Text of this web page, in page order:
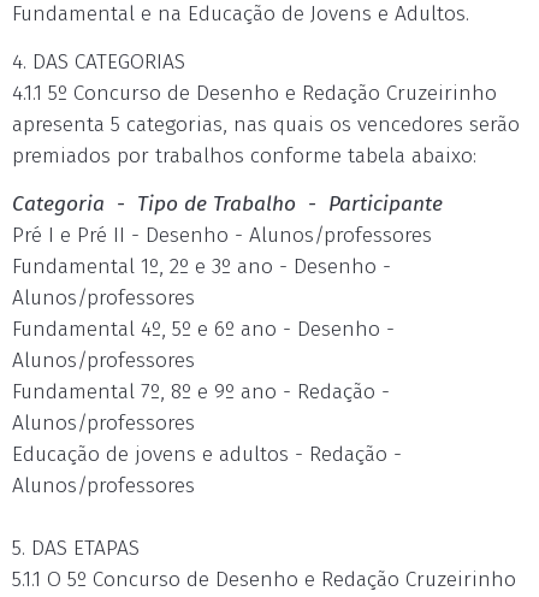
Fundamental e na Educação de Jovens e Adultos.
4. DAS CATEGORIAS
4.1.1 5º Concurso de Desenho e Redação Cruzeirinho
apresenta 5 categorias, nas quais os vencedores serão
premiados por trabalhos conforme tabela abaixo:
Categoria - Tipo de Trabalho - Participante
Pré I e Pré II - Desenho - Alunos/professores
Fundamental 1º, 2º e 3º ano - Desenho -
Alunos/professores
Fundamental 4º, 5º e 6º ano - Desenho -
Alunos/professores
Fundamental 7º, 8º e 9º ano - Redação -
Alunos/professores
Educação de jovens e adultos - Redação -
Alunos/professores
5. DAS ETAPAS
5.1.1 O 5º Concurso de Desenho e Redação Cruzeirinho